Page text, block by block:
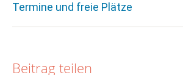
Termine und freie Plätze
Beitrag teilen